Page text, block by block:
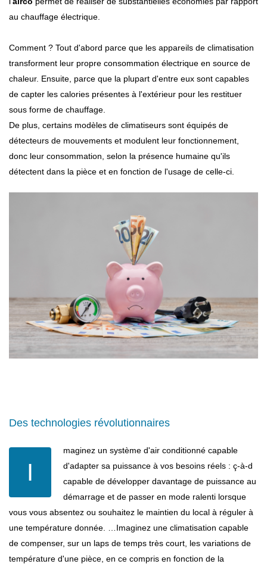
au chauffage électrique.
Comment ? Tout d'abord parce que les appareils de climatisation
transforment leur propre consommation électrique en source de
chaleur. Ensuite, parce que la plupart d'entre eux sont capables
de capter les calories présentes à l'extérieur pour les restituer
sous forme de chauffage.
De plus, certains modèles de climatiseurs sont équipés de
détecteurs de mouvements et modulent leur fonctionnement,
donc leur consommation, selon la présence humaine qu'ils
détectent dans la pièce et en fonction de l'usage de celle-ci.
Des technologies révolutionnaires
I
maginez un système d'air conditionné capable
d'adapter sa puissance à vos besoins réels : ç-à-d
capable de développer davantage de puissance au
démarrage et de passer en mode ralenti lorsque
vous vous absentez ou souhaitez le maintien du local à réguler à
une température donnée. …Imaginez une climatisation capable
de compenser, sur un laps de temps très court, les variations de
température d'une pièce, en ce compris en fonction de la